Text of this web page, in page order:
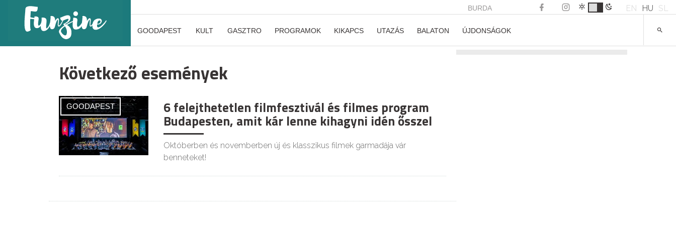
BURDA EN HU SL
GOODAPEST KULT GASZTRO PROGRAMOK KIKAPCS UTAZÁS BALATON ÚJDONSÁGOK
Következő események
GOODAPEST 6 felejthetetlen filmfesztivál és filmes program
Budapesten, amit kár lenne kihagyni idén ősszel
Októberben és novemberben új és klasszikus filmek garmadája vár
benneteket!